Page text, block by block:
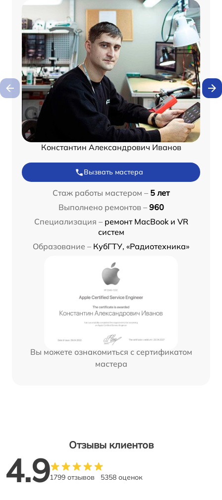
Константин Александрович Иванов
Вызвать мастера
Стаж работы мастером – 5 лет
Выполнено ремонтов – 960
Специализация – ремонт MacBook и VR
систем
Образование – КубГТУ, «Радиотехника»
Вы можете ознакомиться с сертификатом
мастера
Отзывы клиентов
4.91799 отзывов 5358 оценок